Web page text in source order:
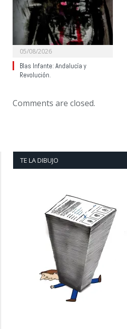
05/08/2026
Blas Infante: Andalucía y
Revolución.
Comments are closed.
TE LA DIBUJO